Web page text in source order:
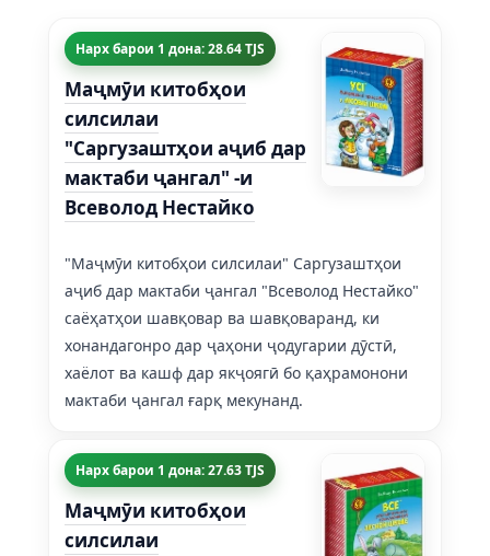
Нарх барои 1 дона: 28.64 TJS
Маҷмӯи китобҳои
силсилаи
"Саргузаштҳои аҷиб дар
мактаби ҷангал" -и
Всеволод Нестайко
"Маҷмӯи китобҳои силсилаи" Саргузаштҳои
аҷиб дар мактаби ҷангал "Всеволод Нестайко"
саёҳатҳои шавқовар ва шавқоваранд, ки
хонандагонро дар ҷаҳони ҷодугарии дӯстӣ,
хаёлот ва кашф дар якҷоягӣ бо қаҳрамонони
мактаби ҷангал ғарқ мекунанд.
Нарх барои 1 дона: 27.63 TJS
Маҷмӯи китобҳои
силсилаи